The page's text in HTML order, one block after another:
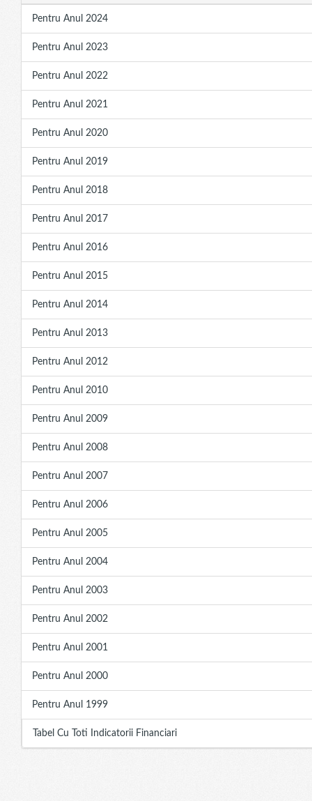
Pentru Anul 2024
Pentru Anul 2023
Pentru Anul 2022
Pentru Anul 2021
Pentru Anul 2020
Pentru Anul 2019
Pentru Anul 2018
Pentru Anul 2017
Pentru Anul 2016
Pentru Anul 2015
Pentru Anul 2014
Pentru Anul 2013
Pentru Anul 2012
Pentru Anul 2010
Pentru Anul 2009
Pentru Anul 2008
Pentru Anul 2007
Pentru Anul 2006
Pentru Anul 2005
Pentru Anul 2004
Pentru Anul 2003
Pentru Anul 2002
Pentru Anul 2001
Pentru Anul 2000
Pentru Anul 1999
Tabel Cu Toti Indicatorii Financiari